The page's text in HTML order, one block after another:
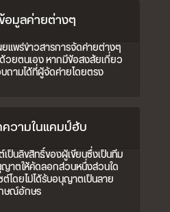
อมูลค่ายต่างๆ
ยแพร่ข่าวสารการจัดค่ายต่างๆ
วยตนเอง หากมีข้อสงสัยเกี่ยว
ถามได้ที่ผู้จัดค่ายโดยตรง
วามในแคมป์ฮับ
ป็นลิขสิทธิ์ของผู้เขียนซึ่งเป็นทีม
าตให้คัดลอกส่วนหนึ่งส่วนใด
โดยไม่ได้รับอนุญาตเป็นลาย
ษณ์อักษร